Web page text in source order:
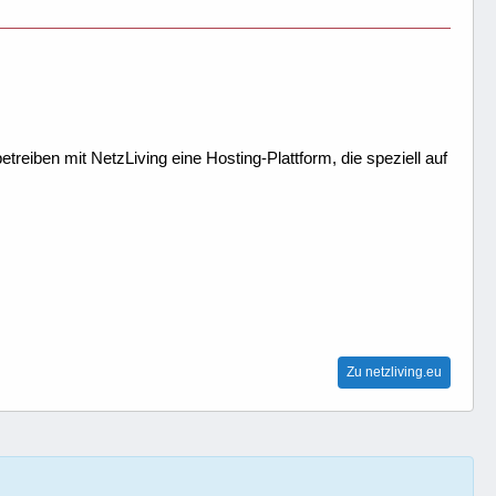
mit NetzLiving eine Hosting-Plattform, die speziell auf
Zu netzliving.eu